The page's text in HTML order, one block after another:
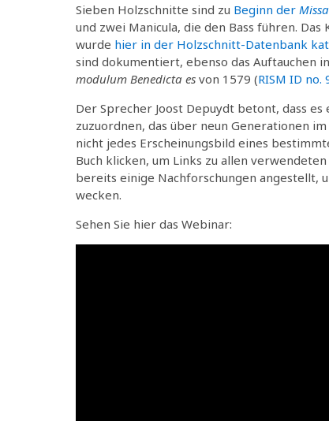
Sieben Holzschnitte sind zu Beginn der
und zwei Manicula, die den Bass führen.
wurde hier in der Holzschnitt-Datenbank
sind dokumentiert, ebenso das Auftauchen
modulum Benedicta es von 1579 (RISM ID no.
Der Sprecher Joost Depuydt betont, dass
zuzuordnen, das über neun Generationen
nicht jedes Erscheinungsbild eines
Buch klicken, um Links zu allen
bereits einige Nachforschungen angestellt,
wecken.
Sehen Sie hier das Webinar: